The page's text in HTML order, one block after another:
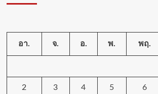
อา. จ. อ. พ. พฤ.
2 3 4 5 6